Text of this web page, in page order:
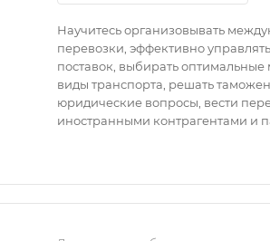
Научитесь организовывать
перевозки, эффективно
поставок, выбирать
виды транспорта, решать
юридические вопросы, вести
иностранными контрагентами и